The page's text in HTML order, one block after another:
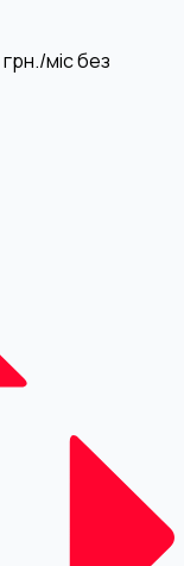
грн./міс без